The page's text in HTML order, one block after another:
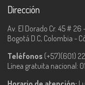
Dirección
Av. El Dorado Cr. 45 # 26
Bogotá D.C, Colombia -
Teléfonos (+57)(601)
Línea gratuita nacional: